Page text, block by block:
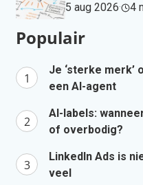
5 aug 2026· 4
Populair
Je ‘sterke
een AI-agent
AI-labels:
of overbodig?
LinkedIn Ads is
veel